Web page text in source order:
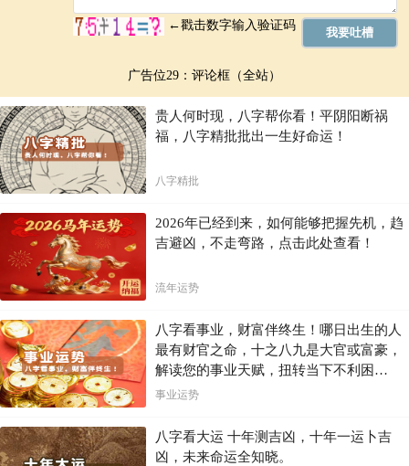
广告位29：评论框（全站）
贵人何时现，八字帮你看！平阴阳断祸
福，八字精批批出一生好命运！
八字精批
2026年已经到来，如何能够把握先机，趋
吉避凶，不走弯路，点击此处查看！
流年运势
八字看事业，财富伴终生！哪日出生的人
最有财官之命，十之八九是大官或富豪，
解读您的事业天赋，扭转当下不利困
局！！
事业运势
八字看大运 十年测吉凶，十年一运卜吉
凶，未来命运全知晓。